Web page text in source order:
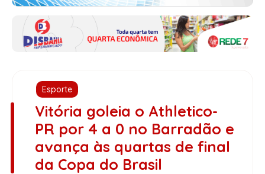
Esporte
Vitória goleia o Athletico-
PR por 4 a 0 no Barradão e
avança às quartas de final
da Copa do Brasil